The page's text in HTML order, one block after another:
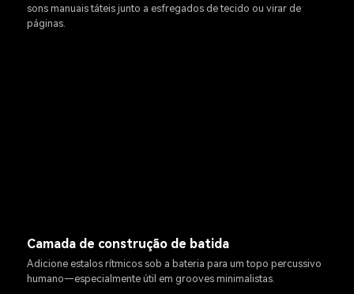
sons manuais táteis junto a esfregados de tecido ou virar de
páginas.
Camada de construção de batida
Adicione estalos rítmicos sob a bateria para um topo percussivo
humano—especialmente útil em grooves minimalistas.